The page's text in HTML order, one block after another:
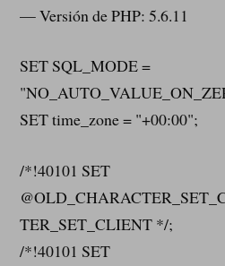
— Versión de PHP: 5.6.11
SET SQL_MODE =
SET time_zone = "+00:00";
/*!40101 SET
TER_SET_CLIENT */;
/*!40101 SET